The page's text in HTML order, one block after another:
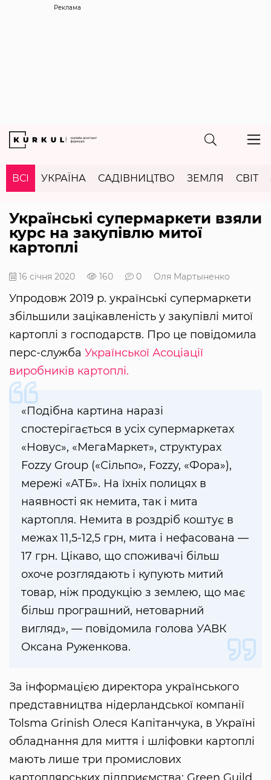
Реклама
ВСІ УКРАЇНА САДІВНИЦТВО ЗЕМЛЯ СВІТ
Українські супермаркети взяли
курс на закупівлю митої
картоплі
16 січня 2020 160 0 Оля Мартыненко
Упродовж 2019 р. українські супермаркети
збільшили зацікавленість у закупівлі митої
картоплі з господарств. Про це повідомила
перс-служба Української Асоціації
виробників картоплі.
«Подібна картина наразі
спостерігається в усіх супермаркетах
«Новус», «МегаМаркет», структурах
Fozzу Group («Сільпо», Fozzy, «Фора»),
мережі «АТБ». На їхніх полицях в
наявності як немита, так і мита
картопля. Немита в роздріб коштує в
межах 11,5-12,5 грн, мита і нефасована —
17 грн. Цікаво, що споживачі більш
охоче розглядають і купують митий
товар, ніж продукцію з землею, що має
більш програшний, нетоварний
вигляд», — повідомила голова УАВК
Оксана Руженкова.
За інформацією директора українського
представництва нідерландської компанії
Tolsma Grinish Олеся Капітанчука, в Україні
обладнання для миття і шліфовки картоплі
мають лише три промислових